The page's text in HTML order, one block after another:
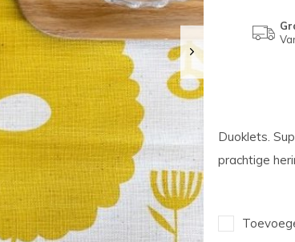
Duoklets.
prachtige